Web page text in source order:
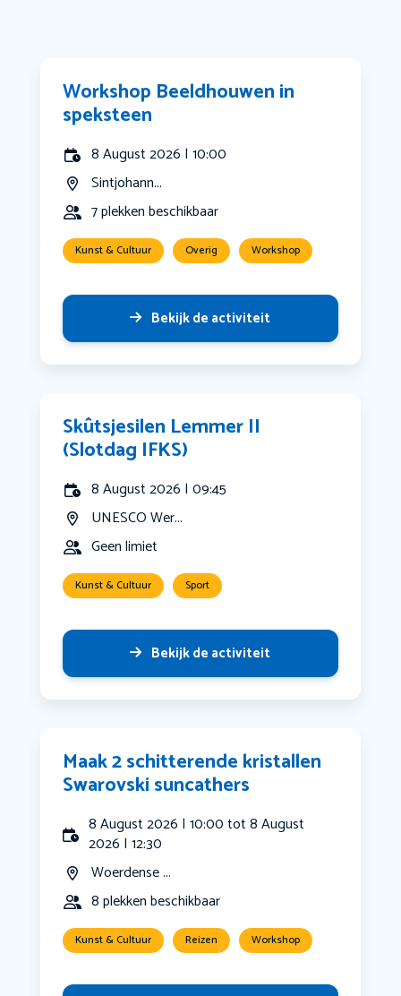
Workshop Beeldhouwen in
speksteen
8 August 2026 | 10:00
Sintjohann...
7 plekken beschikbaar
Kunst & Cultuur Overig Workshop
Bekijk de activiteit
Skûtsjesilen Lemmer II
(Slotdag IFKS)
8 August 2026 | 09:45
UNESCO Wer...
Geen limiet
Kunst & Cultuur Sport
Bekijk de activiteit
Maak 2 schitterende kristallen
Swarovski suncathers
8 August 2026 | 10:00 tot 8 August
2026 | 12:30
Woerdense ...
8 plekken beschikbaar
Kunst & Cultuur Reizen Workshop